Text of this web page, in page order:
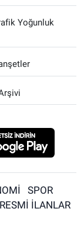
Yoğunluk
SPOR
RESMİ İLANLAR